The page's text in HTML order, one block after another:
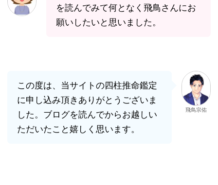
を読んでみて何となく飛鳥さんにお
願いしたいと思いました。
この度は、当サイトの四柱推命鑑定
に申し込み頂きありがとうございま
した。ブログを読んでからお越しい
ただいたこと嬉しく思います。
飛鳥宗佑